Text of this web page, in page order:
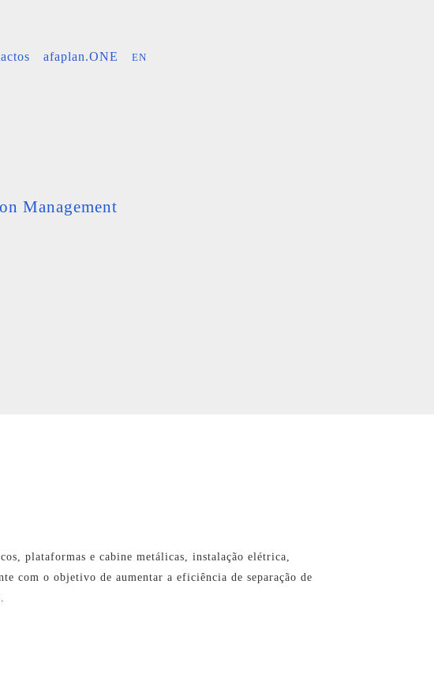
afaplan.ONE EN
Management
plataformas e cabine metálicas, instalação elétrica,
com o objetivo de aumentar a eficiência de separação de